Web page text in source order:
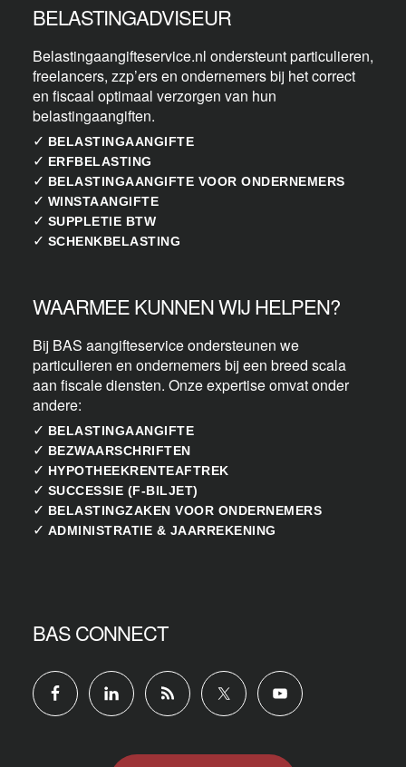
BELASTINGADVISEUR
Belastingaangifteservice.nl ondersteunt particulieren,
freelancers, zzp’ers en ondernemers bij het correct
en fiscaal optimaal verzorgen van hun
belastingaangiften.
✓ BELASTINGAANGIFTE
✓ ERFBELASTING
✓ BELASTINGAANGIFTE VOOR ONDERNEMERS
✓ WINSTAANGIFTE
✓ SUPPLETIE BTW
✓ SCHENKBELASTING
WAARMEE KUNNEN WIJ HELPEN?
Bij BAS aangifteservice ondersteunen we
particulieren en ondernemers bij een breed scala
aan fiscale diensten. Onze expertise omvat onder
andere:
✓ BELASTINGAANGIFTE
✓ BEZWAARSCHRIFTEN
✓ HYPOTHEEKRENTEAFTREK
✓ SUCCESSIE (F-BILJET)
✓ BELASTINGZAKEN VOOR ONDERNEMERS
✓ ADMINISTRATIE & JAARREKENING
BAS CONNECT